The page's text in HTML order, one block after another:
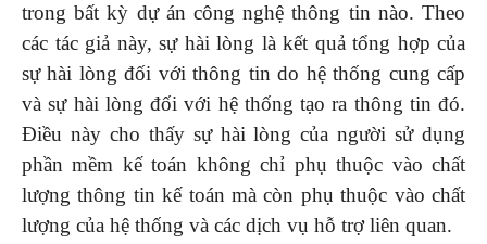
trong bất kỳ dự án công nghệ thông tin nào. Theo
các tác giả này, sự hài lòng là kết quả tổng hợp của
sự hài lòng đối với thông tin do hệ thống cung cấp
và sự hài lòng đối với hệ thống tạo ra thông tin đó.
Điều này cho thấy sự hài lòng của người sử dụng
phần mềm kế toán không chỉ phụ thuộc vào chất
lượng thông tin kế toán mà còn phụ thuộc vào chất
lượng của hệ thống và các dịch vụ hỗ trợ liên quan.